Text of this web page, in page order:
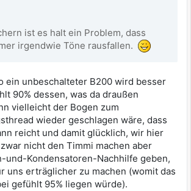
ist es halt ein Problem, dass
irgendwie Töne rausfallen.
ein unbeschalteter B200 wird besser
90% dessen, was da draußen
vielleicht der Bogen zum
wieder geschlagen wäre, dass
reicht und damit glücklich, wir hier
nicht den Timmi machen aber
und-Kondensatoren-Nachhilfe geben,
uns erträglicher zu machen (womit das
gefühlt 95% liegen würde).